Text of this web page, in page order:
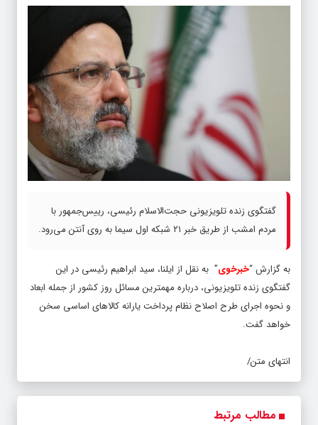
گفتگوی زنده تلویزیونی حجت‌الاسلام رئیسی، رییس‌جمهور با
مردم امشب از طریق خبر ۲۱ شبکه اول سیما به روی آنتن می‌رود.
به گزارش “خبرخوی” به نقل از ایلنا، سید ابراهیم رئیسی در این
گفتگوی زنده تلویزیونی، درباره مهمترین مسائل روز کشور از جمله ابعاد
و نحوه اجرای طرح اصلاح نظام پرداخت یارانه کالاهای اساسی سخن
خواهد گفت.
انتهای متن/
مطالب مرتبط